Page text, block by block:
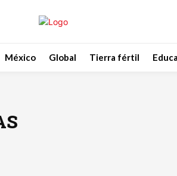
México Global Tierra fértil